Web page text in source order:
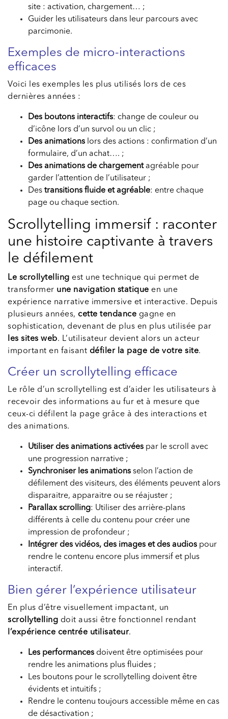
site : activation, chargement… ;
Guider les utilisateurs dans leur parcours avec
parcimonie.
Exemples de micro-interactions
efficaces
Voici les exemples les plus utilisés lors de ces
dernières années :
Des boutons interactifs: change de couleur ou
d’icône lors d’un survol ou un clic ;
Des animations lors des actions : confirmation d’un
formulaire, d’un achat…. ;
Des animations de chargementagréable pour
garder l’attention de l’utilisateur ;
Des transitions fluide et agréable: entre chaque
page ou chaque section.
Scrollytelling immersif : raconter
une histoire captivante à travers
le défilement
Le scrollytelling est une technique qui permet de
transformer une navigation statique en une
expérience narrative immersive et interactive. Depuis
plusieurs années, cette tendance gagne en
sophistication, devenant de plus en plus utilisée par
les sites web. L’utilisateur devient alors un acteur
important en faisant défiler la page de votre site.
Créer un scrollytelling efficace
Le rôle d’un scrollytelling est d’aider les utilisateurs à
recevoir des informations au fur et à mesure que
ceux-ci défilent la page grâce à des interactions et
des animations.
Utiliser des animations activées par le scroll avec
une progression narrative ;
Synchroniser les animations selon l’action de
défilement des visiteurs, des éléments peuvent alors
disparaitre, apparaitre ou se réajuster ;
Parallax scrolling: Utiliser des arrière-plans
différents à celle du contenu pour créer une
impression de profondeur ;
Intégrer des vidéos, des images et des audios pour
rendre le contenu encore plus immersif et plus
interactif.
Bien gérer l’expérience utilisateur
En plus d’être visuellement impactant, un
scrollytelling doit aussi être fonctionnel rendant
l’expérience centrée utilisateur.
Les performances doivent être optimisées pour
rendre les animations plus fluides ;
Les boutons pour le scrollytelling doivent être
évidents et intuitifs ;
Rendre le contenu toujours accessible même en cas
de désactivation ;